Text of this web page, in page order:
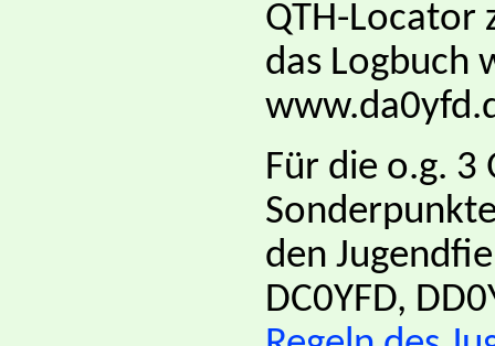
QTH-Locator
das Logbuch
Für die o.g. 3
den
DC0YFD,